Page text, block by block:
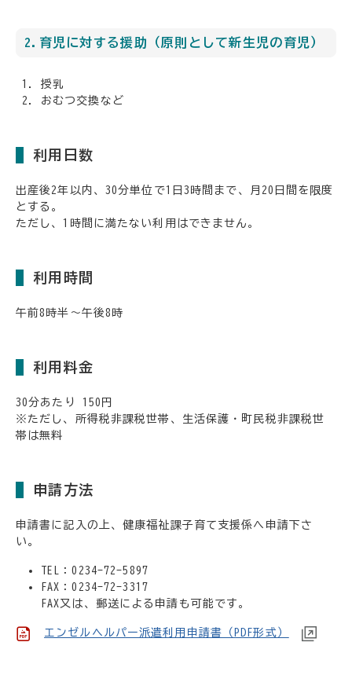
2.育児に対する援助（原則として新生児の育児）
授乳
おむつ交換など
利用日数
出産後2年以内、30分単位で1日3時間まで、月20日間を限度
とする。
ただし、1時間に満たない利用はできません。
利用時間
午前8時半〜午後8時
利用料金
30分あたり 150円
※ただし、所得税非課税世帯、生活保護・町民税非課税世
帯は無料
申請方法
申請書に記入の上、健康福祉課子育て支援係へ申請下さ
い。
TEL：0234-72-5897
FAX：0234-72-3317
FAX又は、郵送による申請も可能です。
エンゼルヘルパー派遣利用申請書（PDF形式）